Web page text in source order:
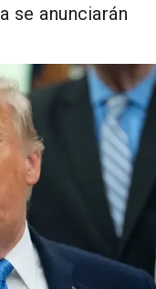
se anunciarán